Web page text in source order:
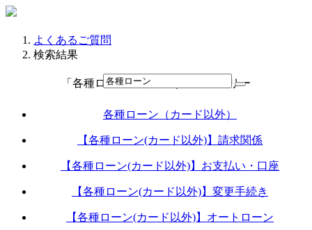
よくあるご質問
検索結果
「各種ローン」に関連するカテゴリー
各種ローン（カード以外）
【各種ローン(カード以外)】請求関係
【各種ローン(カード以外)】お支払い・口座
【各種ローン(カード以外)】変更手続き
【各種ローン(カード以外)】オートローン